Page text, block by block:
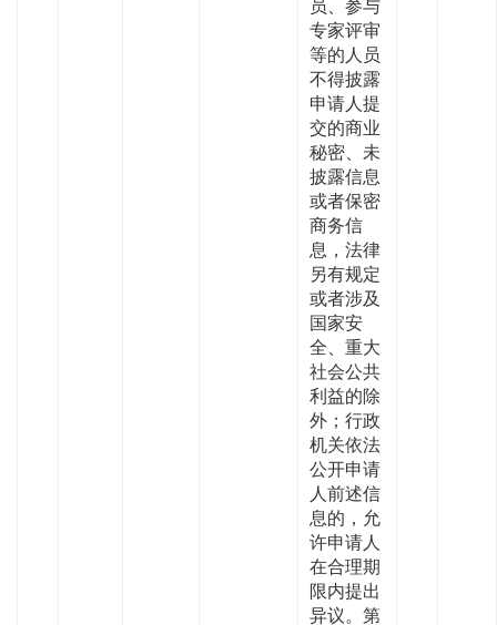
员、参与
专家评审
等的人员
不得披露
申请人提
交的商业
秘密、未
披露信息
或者保密
商务信
息，法律
另有规定
或者涉及
国家安
全、重大
社会公共
利益的除
外；行政
机关依法
公开申请
人前述信
息的，允
许申请人
在合理期
限内提出
异议。第